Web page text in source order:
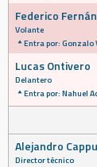
Federico
Volante
Entra por: Gonzalo
Lucas Ontivero
Delantero
Entra por: Nahuel
Alejandro
Director técnico